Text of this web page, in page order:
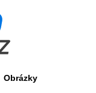
Obrázky